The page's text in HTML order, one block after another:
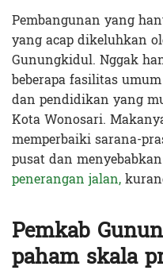
Pembangunan yang
yang acap dikeluhkan
Gunungkidul. Nggak
beberapa fasilitas
dan pendidikan yang
Kota Wonosari.
memperbaiki sarana-
pusat dan
penerangan jalan,
Pemkab
paham skala